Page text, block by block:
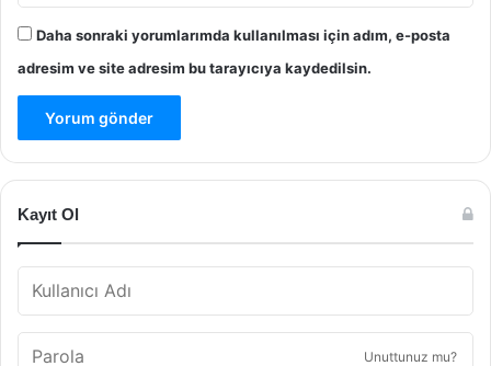
Daha sonraki yorumlarımda kullanılması için adım, e-posta
adresim ve site adresim bu tarayıcıya kaydedilsin.
Kayıt Ol
Unuttunuz mu?